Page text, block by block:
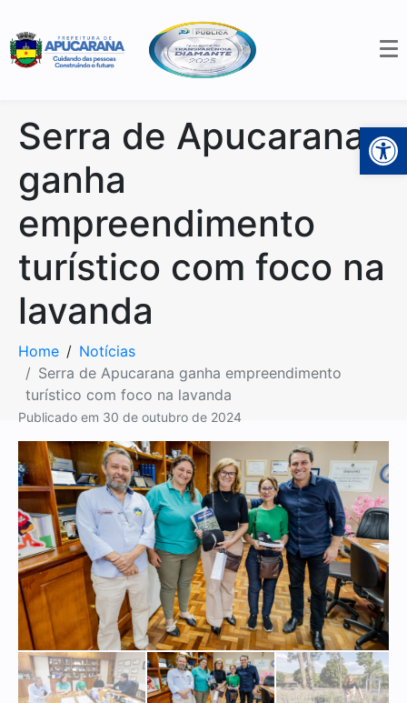
Serra de Apucarana
ganha
empreendimento
turístico com foco na
lavanda
Home
Notícias
Serra de Apucarana ganha empreendimento
turístico com foco na lavanda
Publicado em 30 de outubro de 2024